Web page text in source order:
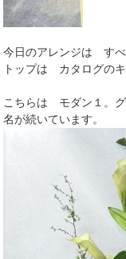
今日のアレンジは す
トップは カタログのキ
こちらは モダン１。グ
名が続いています。